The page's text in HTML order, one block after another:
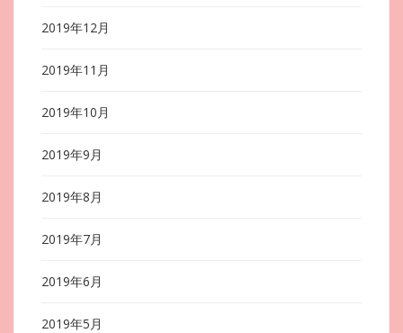
2019年12月
2019年11月
2019年10月
2019年9月
2019年8月
2019年7月
2019年6月
2019年5月